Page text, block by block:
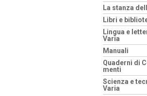
La stanza
Libri e
Lingua e
Varia
Manuali
Quaderni di
menti
Scienza e
Varia